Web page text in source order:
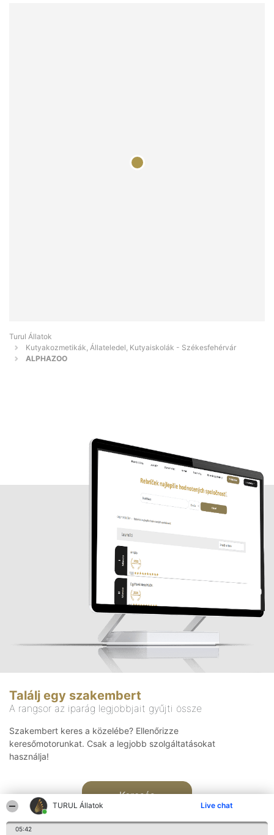
TURUL Állatok Live chat
05:42
Turul Állatok
Kutyakozmetikák, Állateledel, Kutyaiskolák - Székesfehérvár
ALPHAZOO
Találj egy szakembert
A rangsor az iparág legjobbjait gyűjti össze
Szakembert keres a közelébe? Ellenőrizze
keresőmotorunkat. Csak a legjobb szolgáltatásokat
használja!
Keresés